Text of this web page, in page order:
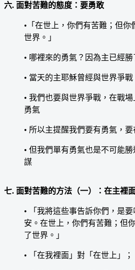
六. 面對苦難的態度：要勇敢
•「在世上，你們有苦難；但你
世界。」
• 哪裡來的勇氣？因為主已經勝
• 當天的主耶穌曾經與世界爭
• 我們也要與世界爭戰，在戰
勇氣
• 所以主提醒我們要有勇氣，
• 但我們單有勇氣也是不可能
謀
七. 面對苦難的方法（一）：在主裡
• 「我將這些事告訴你們，是
安。在世上，你們有苦難；但
了世界。」
• 「在我裡面」對「在世上」；